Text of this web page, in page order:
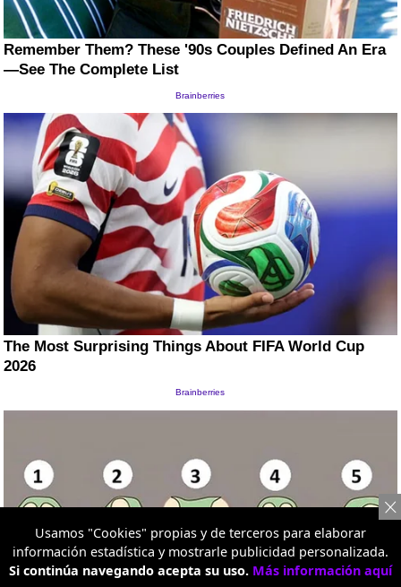
Usamos "Cookies" propias y de terceros para elaborar
información estadística y mostrarle publicidad personalizada.
Si continúa navegando acepta su uso. Más información aquí